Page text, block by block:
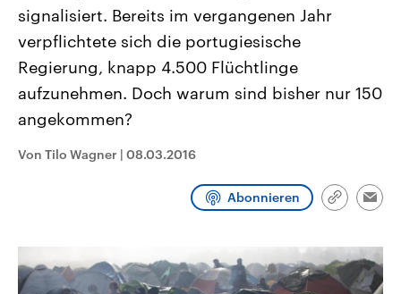
Landtagswahl Sachsen-Anhalt
2026
Alle Informationen
Sachsen-Anhalt wählt am 6.
September 2026 einen neuen
Landtag. Seit 2021 wird das
Bundesland von einer Koalition aus
Umfragen, Prognosen,
und Hintergründe zu den Parteien
und Kandidaten der anstehenden
Aktuelle Beiträge,
Hintergründe
Wirtschaftlich und
gehören die Vereinigten
den mächtigsten Ländern
mit großem Einfluss auf
Sendungen Programm
signalisiert. Bereits im vergangenen Jahr
verpflichtete sich die portugiesische
Regierung, knapp 4.500 Flüchtlinge
aufzunehmen. Doch warum sind bisher nur 150
angekommen?
Von Tilo Wagner | 08.03.2016
Abonnieren
Link